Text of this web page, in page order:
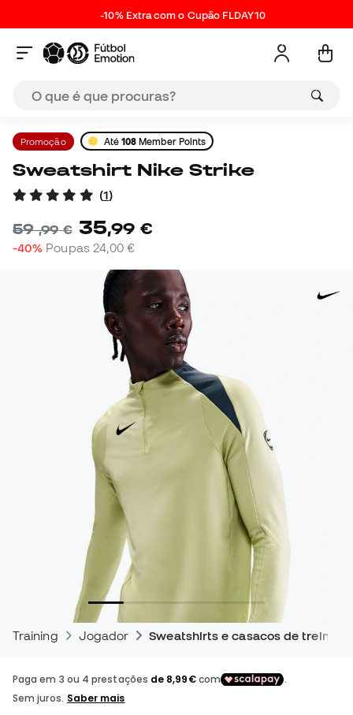
-10% Extra com o Cupão FLDAY10
Promoção Até 108 Member Points
Sweatshirt Nike Strike
(1)
59,99 € 35,99 €
-40% Poupas 24,00 €
Training Jogador Sweatshirts e casacos de treino